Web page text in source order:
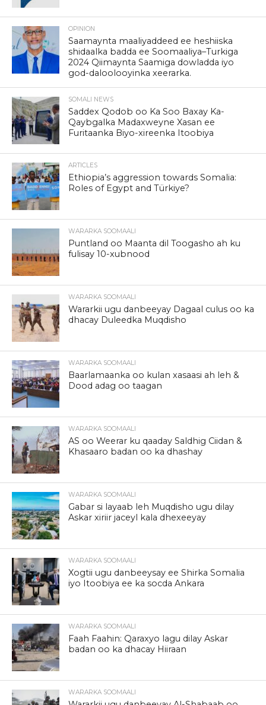
OPINION
Saamaynta maaliyaddeed ee heshiiska
shidaalka badda ee Soomaaliya–Turkiga
2024 Qiimaynta Saamiga dowladda iyo
god-daloolooyinka xeerarka.
SOMALI NEWS
Saddex Qodob oo Ka Soo Baxay Ka-
Qaybgalka Madaxweyne Xasan ee
Furitaanka Biyo-xireenka Itoobiya
ARTICLES
Ethiopia’s aggression towards Somalia:
Roles of Egypt and Türkiye?
WARARKA SOOMAALI
Puntland oo Maanta dil Toogasho ah ku
fulisay 10-xubnood
WARARKA SOOMAALI
Wararkii ugu danbeeyay Dagaal culus oo ka
dhacay Duleedka Muqdisho
WARARKA SOOMAALI
Baarlamaanka oo kulan xasaasi ah leh &
Dood adag oo taagan
WARARKA SOOMAALI
AS oo Weerar ku qaaday Saldhig Ciidan &
Khasaaro badan oo ka dhashay
WARARKA SOOMAALI
Gabar si layaab leh Muqdisho ugu dilay
Askar xiriir jaceyl kala dhexeeyay
WARARKA SOOMAALI
Xogtii ugu danbeeysay ee Shirka Somalia
iyo Itoobiya ee ka socda Ankara
WARARKA SOOMAALI
Faah Faahin: Qaraxyo lagu dilay Askar
badan oo ka dhacay Hiiraan
WARARKA SOOMAALI